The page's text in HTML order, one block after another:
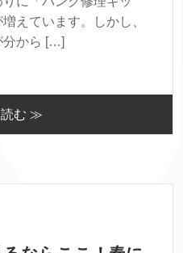
えています。しかし、
から […]
読む ≫